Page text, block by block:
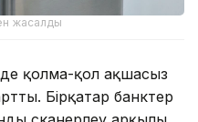
жасалды
қолма-қол ақшасыз
Бірқатар банктер